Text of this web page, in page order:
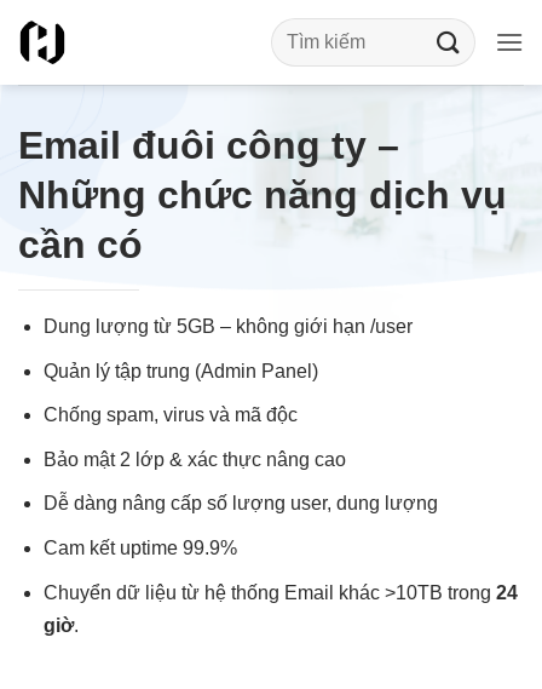
qua
nội
Email đuôi công ty –
Những chức năng dịch vụ
cần có
Dung lượng từ 5GB – không giới hạn /user
Quản lý tập trung (Admin Panel)
Chống spam, virus và mã độc
Bảo mật 2 lớp & xác thực nâng cao
Dễ dàng nâng cấp số lượng user, dung lượng
Cam kết uptime 99.9%
Chuyển dữ liệu từ hệ thống Email khác >10TB trong 24
giờ.